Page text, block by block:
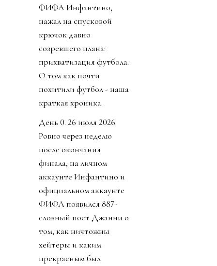
ФИФА Инфантино,
нажал на спусковой
крючок давно
созревшего плана:
прихватизация футбола.
О том как почти
похитили футбол - наша
краткая хроника.
День 0. 26 июля 2026.
Ровно через неделю
после окончания
финала, на личном
аккаунте Инфантино и
официальном аккаунте
ФИФА появился 887-
словный пост Джанни о
том, как ничтожны
хейтеры и каким
прекрасным был